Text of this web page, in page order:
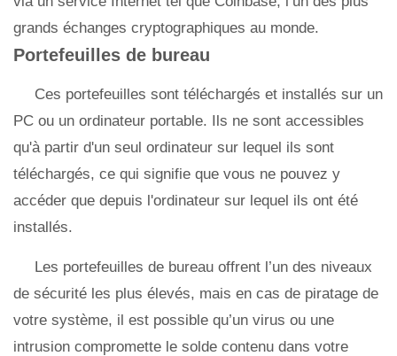
grands échanges cryptographiques au monde.
Portefeuilles de bureau
Ces portefeuilles sont téléchargés et installés sur un
PC ou un ordinateur portable. Ils ne sont accessibles
qu'à partir d'un seul ordinateur sur lequel ils sont
téléchargés, ce qui signifie que vous ne pouvez y
accéder que depuis l'ordinateur sur lequel ils ont été
installés.
Les portefeuilles de bureau offrent l’un des niveaux
de sécurité les plus élevés, mais en cas de piratage de
votre système, il est possible qu’un virus ou une
intrusion compromette le solde contenu dans votre